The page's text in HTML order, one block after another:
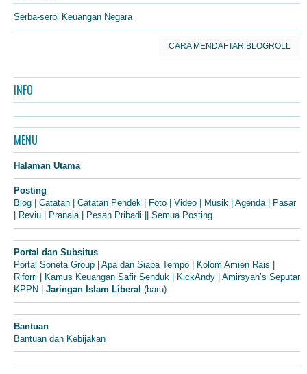
Serba-serbi Keuangan Negara
CARA MENDAFTAR BLOGROLL
INFO
MENU
Halaman Utama
Posting
Blog
Catatan Catatan Pendek Foto Video Musik Agenda|
Pasar
Reviu Pranala| Pesan Pribadi Semua Posting
Portal dan Subsitus
Portal Soneta Group
Apa dan Siapa Tempo Kolom Amien Rais
Riforri
Kamus Keuangan Safir Senduk KickAndy
Amirsyah’s Seputar
KPPN
Jaringan Islam Liberal (baru)
Bantuan
Bantuan dan Kebijakan